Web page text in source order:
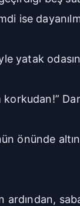
ise
yatak
korkudan!”
önünde
ardından,